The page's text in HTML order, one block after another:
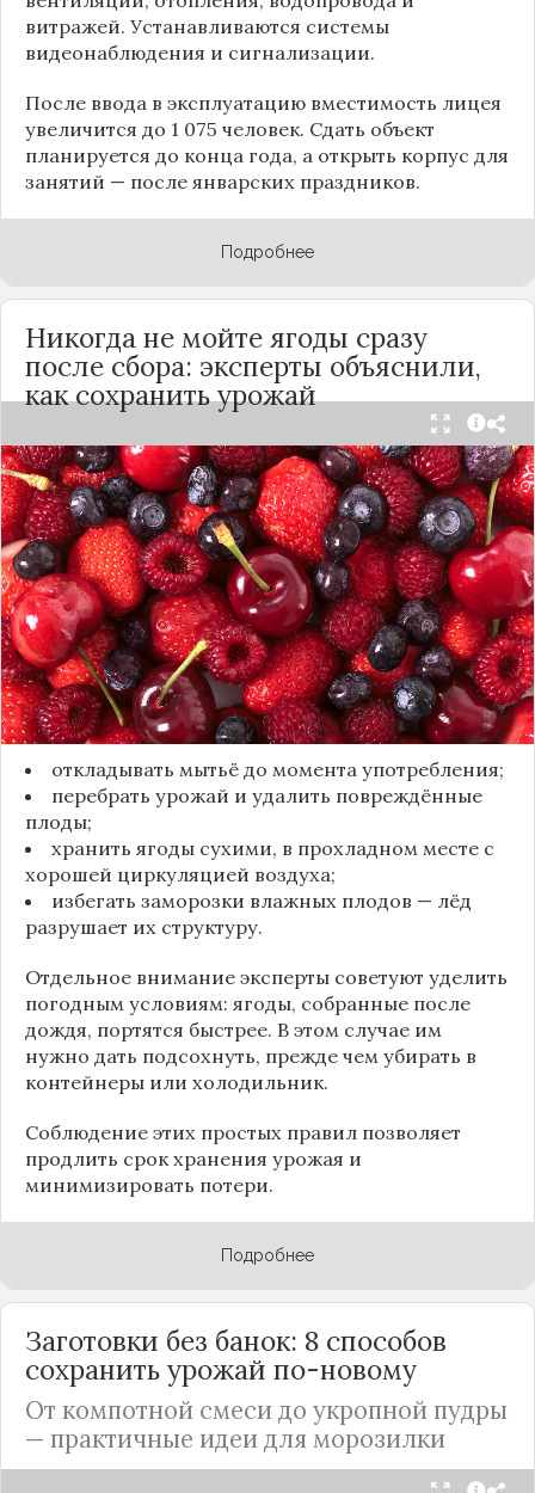
витражей. Устанавливаются системы
видеонаблюдения и сигнализации.
После ввода в эксплуатацию вместимость лицея
увеличится до 1 075 человек. Сдать объект
планируется до конца года, а открыть корпус для
занятий — после январских праздников.
Подробнее
Никогда не мойте ягоды сразу
после сбора: эксперты объяснили,
как сохранить урожай
Мытьё ягод сразу после сбора может обернуться
полной потерей урожая. Как отмечает канал
«Сделай сам», на поверхности плодов есть
естественный восковой налёт, который играет
роль природного барьера. Он защищает ягоды
от пересыхания, бактерий и плесени. При
смывании этого слоя плоды быстро начинают
темнеть, покрываться налётом и терять вкус.
Чтобы ягоды сохранили свежесть, специалисты
рекомендуют:
откладывать мытьё до момента употребления;
перебрать урожай и удалить повреждённые
плоды;
хранить ягоды сухими, в прохладном месте с
хорошей циркуляцией воздуха;
избегать заморозки влажных плодов — лёд
разрушает их структуру.
Отдельное внимание эксперты советуют уделить
погодным условиям: ягоды, собранные после
дождя, портятся быстрее. В этом случае им
нужно дать подсохнуть, прежде чем убирать в
контейнеры или холодильник.
Соблюдение этих простых правил позволяет
продлить срок хранения урожая и
минимизировать потери.
Подробнее
Заготовки без банок: 8 способов
сохранить урожай по-новому
От компотной смеси до укропной пудры
— практичные идеи для морозилки